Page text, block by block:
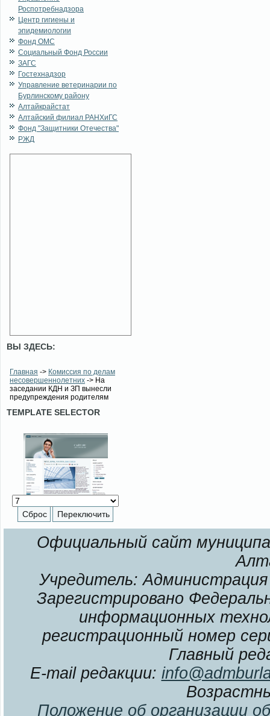
Роспотребнадзора
Центр гигиены и
эпидемиологии
Фонд ОМС
Социальный Фонд России
ЗАГС
Гостехнадзор
Управление ветеринарии по
Бурлинскому району
Алтайкрайстат
Алтайский филиал РАНХиГС
Фонд "Защитники Отечества"
РЖД
ВЫ ЗДЕСЬ:
Главная -> Комиссия по делам
несовершеннолетних -> На
заседании КДН и ЗП вынесли
предупреждения родителям
TEMPLATE SELECTOR
Официальный сайт
Учредитель: Администрация
Зарегистрировано
информационных
регистрационный номер
Главный
E-mail редакции:
Положение об организации